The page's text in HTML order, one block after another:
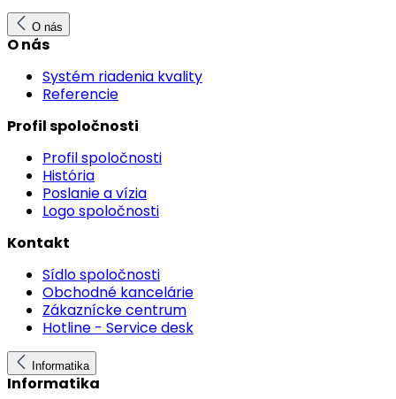
O nás
O nás
Systém riadenia kvality
Referencie
Profil spoločnosti
Profil spoločnosti
História
Poslanie a vízia
Logo spoločnosti
Kontakt
Sídlo spoločnosti
Obchodné kancelárie
Zákaznícke centrum
Hotline - Service desk
Informatika
Informatika